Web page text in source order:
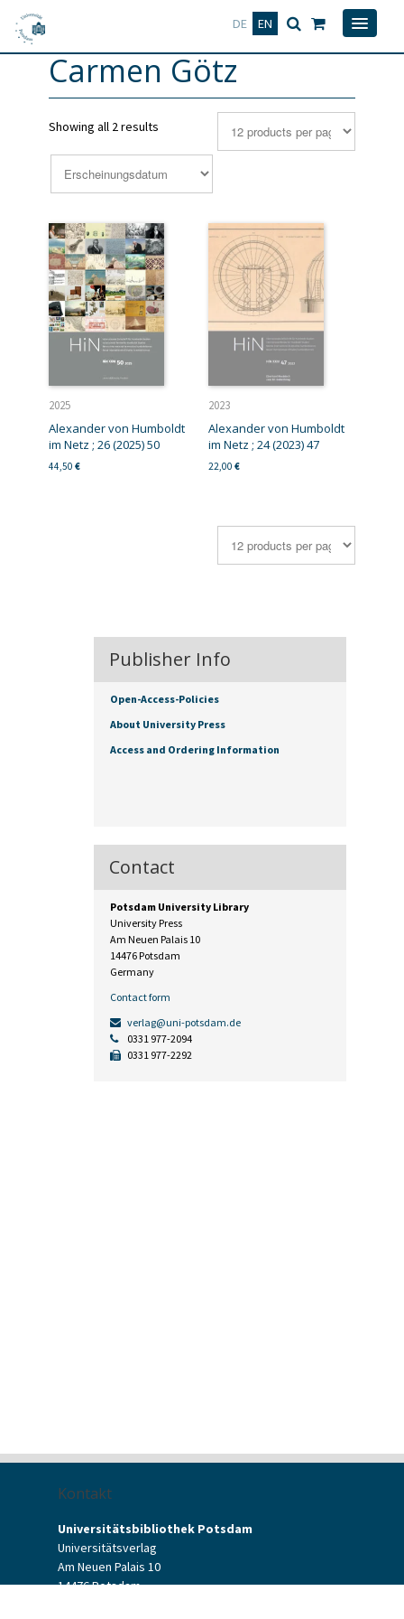
DE EN
Deutsch
Carmen Götz
Showing all 2 results
2025
Alexander von Humboldt
im Netz ; 26 (2025) 50
44,50 €
2023
Alexander von Humboldt
im Netz ; 24 (2023) 47
22,00 €
Publisher Info
Open-Access-Policies
About University Press
Access and Ordering Information
Contact
Potsdam University Library
University Press
Am Neuen Palais 10
14476 Potsdam
Germany
Contact form
verlag@uni-potsdam.de
0331 977-2094
0331 977-2292
Kontakt
Universitätsbibliothek Potsdam
Universitätsverlag
Am Neuen Palais 10
14476 Potsdam